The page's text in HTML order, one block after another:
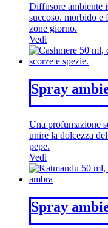
Diffusore ambiente
succoso. morbido e
zone giorno.
Vedi
Spray
Una profumazione
unire la dolcezza
pepe.
Vedi
Spray